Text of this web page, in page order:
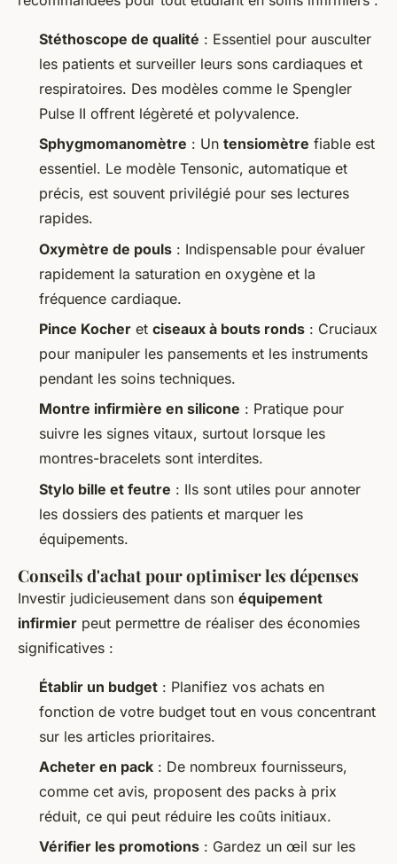
Stéthoscope de qualité : Essentiel pour ausculter
les patients et surveiller leurs sons cardiaques et
respiratoires. Des modèles comme le Spengler
Pulse II offrent légèreté et polyvalence.
Sphygmomanomètre : Un tensiomètre fiable est
essentiel. Le modèle Tensonic, automatique et
précis, est souvent privilégié pour ses lectures
rapides.
Oxymètre de pouls : Indispensable pour évaluer
rapidement la saturation en oxygène et la
fréquence cardiaque.
Pince Kocher et ciseaux à bouts ronds : Cruciaux
pour manipuler les pansements et les instruments
pendant les soins techniques.
Montre infirmière en silicone : Pratique pour
suivre les signes vitaux, surtout lorsque les
montres-bracelets sont interdites.
Stylo bille et feutre : Ils sont utiles pour annoter
les dossiers des patients et marquer les
équipements.
Conseils d'achat pour optimiser les dépenses
Investir judicieusement dans son équipement
infirmier peut permettre de réaliser des économies
significatives :
Établir un budget : Planifiez vos achats en
fonction de votre budget tout en vous concentrant
sur les articles prioritaires.
Acheter en pack : De nombreux fournisseurs,
comme cet avis, proposent des packs à prix
réduit, ce qui peut réduire les coûts initiaux.
Vérifier les promotions : Gardez un œil sur les